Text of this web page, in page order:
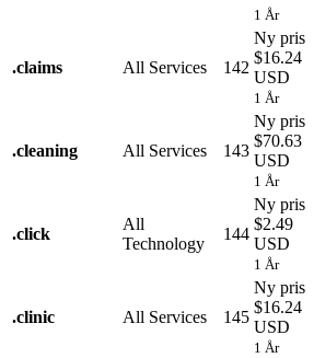
1 År
.claims All Services 142
Ny pris
$16.24
USD
1 År
.cleaning All Services 143
Ny pris
$70.63
USD
1 År
.click
All
Technology
144
Ny pris
$2.49
USD
1 År
.clinic All Services 145
Ny pris
$16.24
USD
1 År